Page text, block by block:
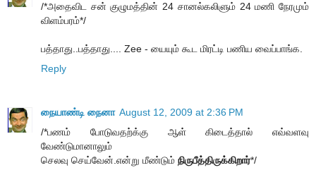
/*அதைவிட சன் குழுமத்தின் 24 சானல்கலிளும் 24 மணி நேரமும்
விளம்பரம்*/
பத்தாது..பத்தாது.... Zee - யையும் கூட மிரட்டி பணிய வைப்பாங்க.
Reply
நையாண்டி நைனா August 12, 2009 at 2:36 PM
/*பணம் போடுவதற்க்கு ஆள் கிடைத்தால் எவ்வளவு
வேண்டுமானாலும்
செலவு செய்வேன்.என்று மீண்டும் நிருபீத்திருக்கிறார்*/